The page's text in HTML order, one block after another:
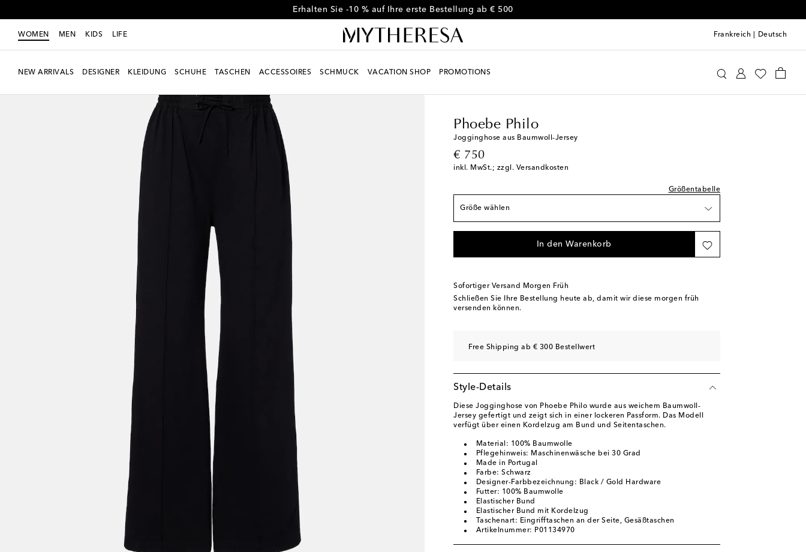
Erhalten Sie -10 % auf Ihre erste Bestellung ab € 500
WOMEN MEN KIDS LIFE Frankreich Deutsch
NEW ARRIVALS DESIGNER KLEIDUNG SCHUHE TASCHEN ACCESSOIRES SCHMUCK VACATION SHOP PROMOTIONS
Phoebe Philo
Jogginghose aus Baumwoll-Jersey
€ 750
original price
inkl. MwSt.; zzgl. Versandkosten
Größentabelle
Größe wählen
FR 34 Geringe Verfügbarkeit
FR 36
FR 38
FR 40 Geringe Verfügbarkeit
FR 44 Geringe Verfügbarkeit
In den Warenkorb
Sofortiger Versand Morgen Früh
Schließen Sie Ihre Bestellung heute ab, damit wir diese morgen früh
versenden können.
Free Shipping ab € 300 Bestellwert
Style-Details
Diese Jogginghose von Phoebe Philo wurde aus weichem Baumwoll-
Jersey gefertigt und zeigt sich in einer lockeren Passform. Das Modell
verfügt über einen Kordelzug am Bund und Seitentaschen.
Material: 100% Baumwolle
Pflegehinweis: Maschinenwäsche bei 30 Grad
Made in Portugal
Farbe: Schwarz
Designer-Farbbezeichnung: Black / Gold Hardware
Futter: 100% Baumwolle
Elastischer Bund
Elastischer Bund mit Kordelzug
Taschenart: Eingrifftaschen an der Seite, Gesäßtaschen
Artikelnummer: P01134970